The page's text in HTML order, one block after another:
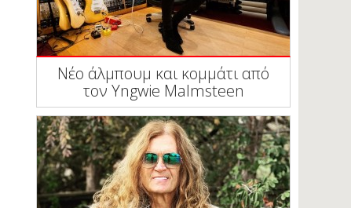
Νέο άλμπουμ και κομμάτι από
τον Yngwie Malmsteen